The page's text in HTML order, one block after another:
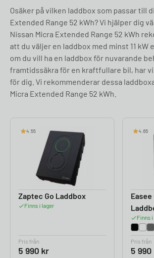
Osäker på vilken laddbox som passar till
Extended Range 52 kWh? Vi hjälper dig
Nissan Micra Extended Range 52 kWh
att du väljer en laddbox med minst 11 kW
om du vill ha en laddbox för nuvarande
framtidssäkra för en kraftfullare bil, har
för dig. Vi rekommenderar dessa
Micra Extended Range 52 kWh.
4.55
Zaptec Go Laddbox
Finns i lager
Pris från
5 990 kr
4.65
Easee
Finns
Pris från
5 990